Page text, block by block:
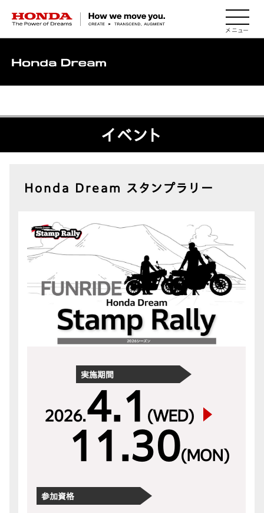
HONDA The Power of Dreams ▽
イベント
Honda Dream スタンプラリー
実施期間
2026.4.1 (WED)
11.30(MON)
参加資格